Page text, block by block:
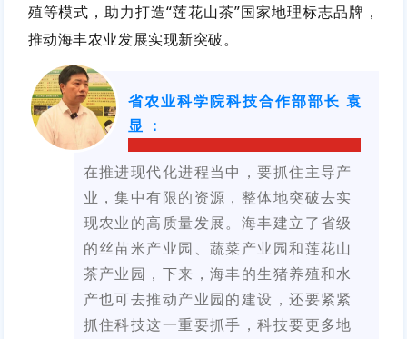
殖等模式，助力打造“莲花山茶”国家地理标志品牌，
推动海丰农业发展实现新突破。
省农业科学院科技合作部部长 袁
显 ：
在推进现代化进程当中，要抓住主导产
业，集中有限的资源，整体地突破去实
现农业的高质量发展。海丰建立了省级
的丝苗米产业园、蔬菜产业园和莲花山
茶产业园，下来，海丰的生猪养殖和水
产也可去推动产业园的建设，还要紧紧
抓住科技这一重要抓手，科技要更多地